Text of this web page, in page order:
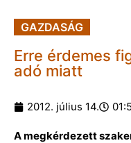
GAZDASÁG
Erre érdemes
adó miatt
2012. július 14.
A megkérdezett